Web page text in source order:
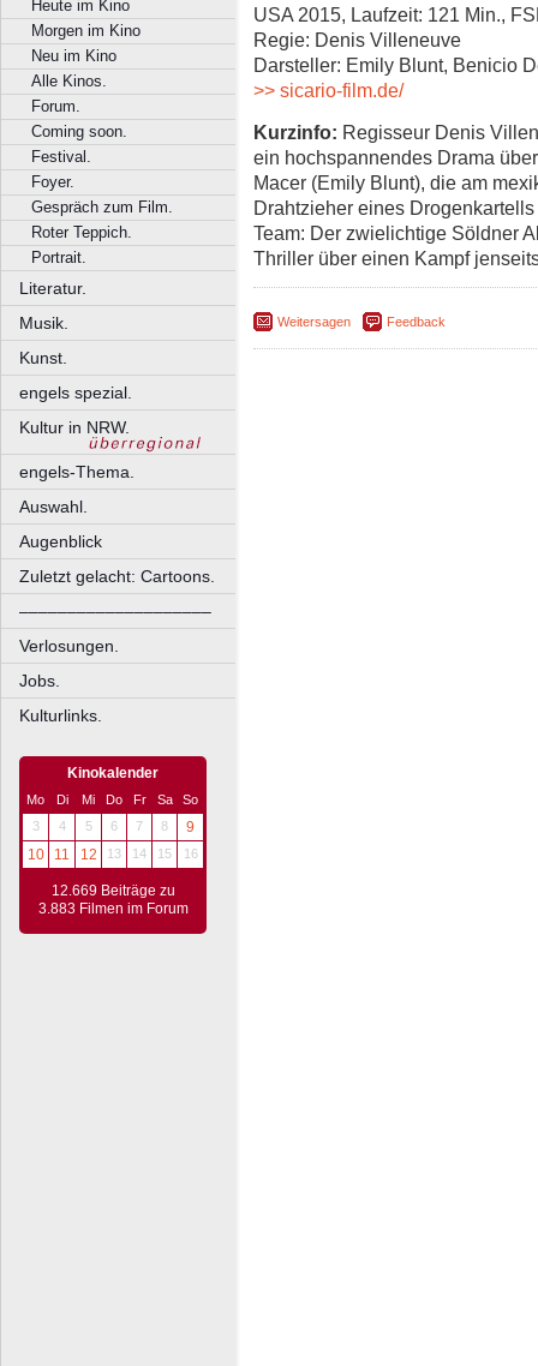
Heute im Kino
Morgen im Kino
Neu im Kino
Alle Kinos.
Forum.
Coming soon.
Festival.
Foyer.
Gespräch zum Film.
Roter Teppich.
Portrait.
Literatur.
Musik.
Kunst.
engels spezial.
Kultur in NRW.
engels-Thema.
Auswahl.
Augenblick
Zuletzt gelacht: Cartoons.
––––––––––––––––––––
Verlosungen.
Jobs.
Kulturlinks.
Kinokalender
Mo Di Mi Do Fr Sa
So
3
4 5 6 7 8
9
10
11 12 13 14 15 16
12.669 Beiträge zu
3.883 Filmen im Forum
USA 2015, Laufzeit: 121 Min.,
Regie: Denis Villeneuve
Darsteller: Emily Blunt, Benicio
>> sicario-film.de/
Kurzinfo: Regisseur Denis
ein hochspannendes Drama
Macer (Emily Blunt), die am
Drahtzieher eines
Team: Der zwielichtige Söldner
Thriller über einen Kampf
Weitersagen Feedback